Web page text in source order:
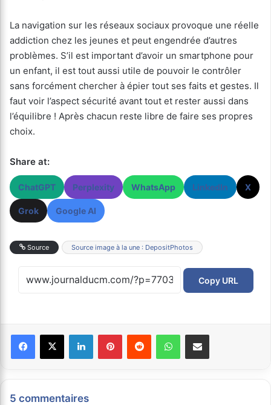
La navigation sur les réseaux sociaux provoque une réelle
addiction chez les jeunes et peut engendrée d’autres
problèmes. S’il est important d’avoir un smartphone pour
un enfant, il est tout aussi utile de pouvoir le contrôler
sans forcément chercher à épier tout ses faits et gestes. Il
faut voir l’aspect sécurité avant tout et rester aussi dans
l’équilibre ! Après chacun reste libre de faire ses propres
choix.
Share at:
ChatGPT Perplexity WhatsApp LinkedIn X
Grok Google AI
Source Source image à la une : DepositPhotos
Copy URL
5 commentaires